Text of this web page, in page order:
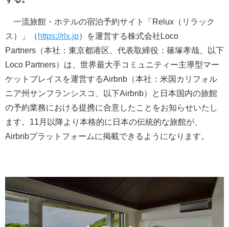
一流旅館・ホテルの宿泊予約サイト「Relux（リラック
ス）」（ https://rlx.jp）を運営する株式会社Loco
Partners（本社：東京都港区、代表取締役：篠塚孝哉、以下
Loco Partners）は、世界最大手コミュニティー主導型マー
ケットプレイスを運営するAirbnb（本社：米国カリフォル
ニア州サンフランシスコ、以下Airbnb）と日本国内の旅館
の予約業務における提携に合意したことをお知らせいたし
ます。11月以降より本格的に日本の伝統的な旅館が、
Airbnbプラットフォームに掲載できるようになります。